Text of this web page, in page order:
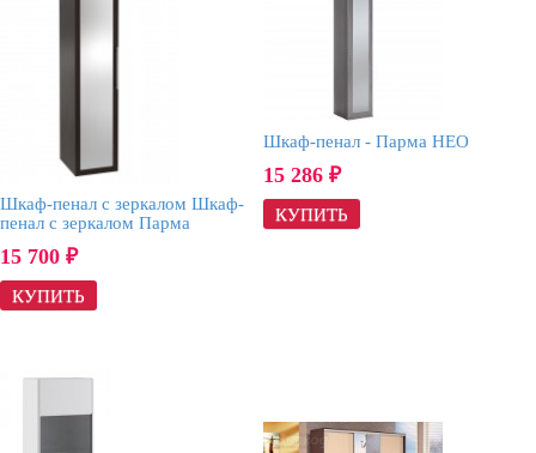
Шкаф-пенал с зеркалом Шкаф-
пенал с зеркалом Парма
15 700 ₽
Шкаф-пенал - Парма НЕО
15 286 ₽